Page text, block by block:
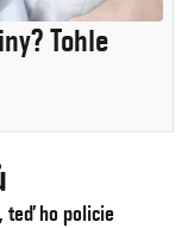
Tohle
teď ho policie